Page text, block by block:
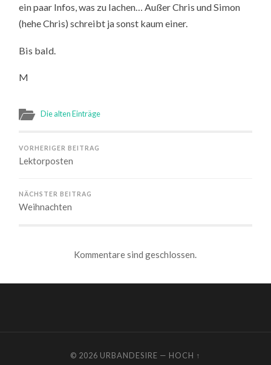
ein paar Infos, was zu lachen… Außer Chris und Simon
(hehe Chris) schreibt ja sonst kaum einer.
Bis bald.
M
Die alten Einträge
VORHERIGER BEITRAG
Lektorposten
NÄCHSTER BEITRAG
Weihnachten
Kommentare sind geschlossen.
© 2026 URBANDESIRE — HOCH ↑